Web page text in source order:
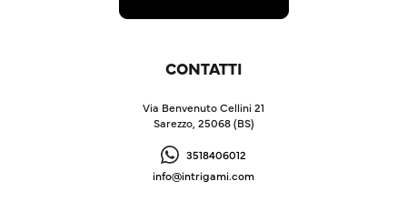
CONTATTI
Via Benvenuto Cellini 21
Sarezzo, 25068 (BS)
3518406012
info@intrigami.com